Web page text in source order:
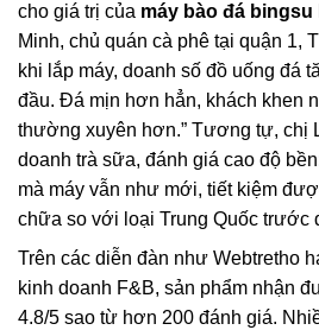
cho giá trị của máy bào đá bingsu
Minh, chủ quán cà phê tại quận 1,
khi lắp máy, doanh số đồ uống đá
đầu. Đá mịn hơn hẳn, khách khen
thường xuyên hơn.” Tương tự, chị
doanh trà sữa, đánh giá cao độ
mà máy vẫn như mới, tiết kiệm
chữa so với loại Trung Quốc trước
Trên các diễn đàn như Webtretho
kinh doanh F&B, sản phẩm nhận
4.8/5 sao từ hơn 200 đánh giá.